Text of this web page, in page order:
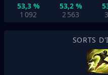
53,3 %
1 092
53,2 %
2 563
SORTS